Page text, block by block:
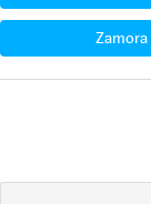
Zamora